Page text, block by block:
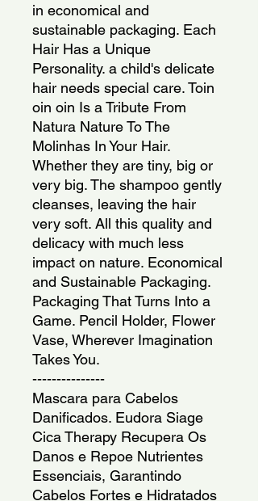
in economical and
sustainable packaging. Each
Hair Has a Unique
Personality. a child's delicate
hair needs special care. Toin
oin oin Is a Tribute From
Natura Nature To The
Molinhas In Your Hair.
Whether they are tiny, big or
very big. The shampoo gently
cleanses, leaving the hair
very soft. All this quality and
delicacy with much less
impact on nature. Economical
and Sustainable Packaging.
Packaging That Turns Into a
Game. Pencil Holder, Flower
Vase, Wherever Imagination
Takes You.
---------------
Mascara para Cabelos
Danificados. Eudora Siage
Cica Therapy Recupera Os
Danos e Repoe Nutrientes
Essenciais, Garantindo
Cabelos Fortes e Hidratados